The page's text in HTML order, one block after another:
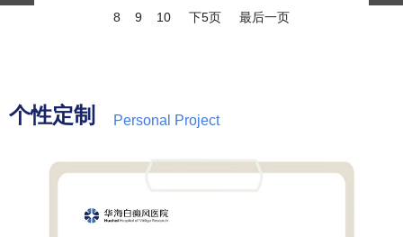
8
9 10 下5页 最后一页
个性定制 Personal Project